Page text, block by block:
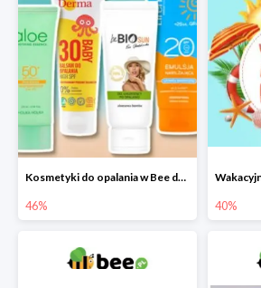
Kosmetyki do opalania w Bee do -46%
46% 40%